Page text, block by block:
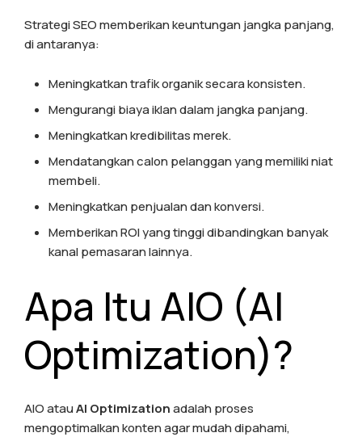
Strategi SEO memberikan keuntungan jangka panjang,
di antaranya:
Meningkatkan trafik organik secara konsisten.
Mengurangi biaya iklan dalam jangka panjang.
Meningkatkan kredibilitas merek.
Mendatangkan calon pelanggan yang memiliki niat
membeli.
Meningkatkan penjualan dan konversi.
Memberikan ROI yang tinggi dibandingkan banyak
kanal pemasaran lainnya.
Apa Itu AIO (AI
Optimization)?
AIO atauAI Optimizationadalah proses
mengoptimalkan konten agar mudah dipahami,